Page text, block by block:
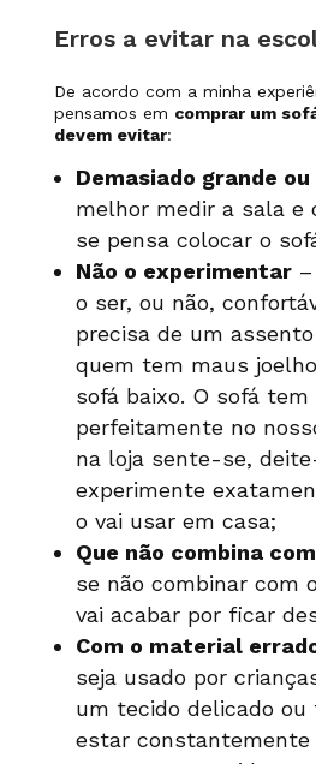
Erros a evitar na
De acordo com a minha
pensamos em comprar um
devem evitar:
Demasiado grande ou
melhor medir a sala e
se pensa colocar o
Não o experimentar–
o ser, ou não,
precisa de um
quem tem maus
sofá baixo. O sofá tem
perfeitamente no
na loja sente-se,
experimente
o vai usar em casa;
Que não combina
se não combinar com
vai acabar por ficar
Com o material
seja usado por
um tecido delicado ou
estar constantemente